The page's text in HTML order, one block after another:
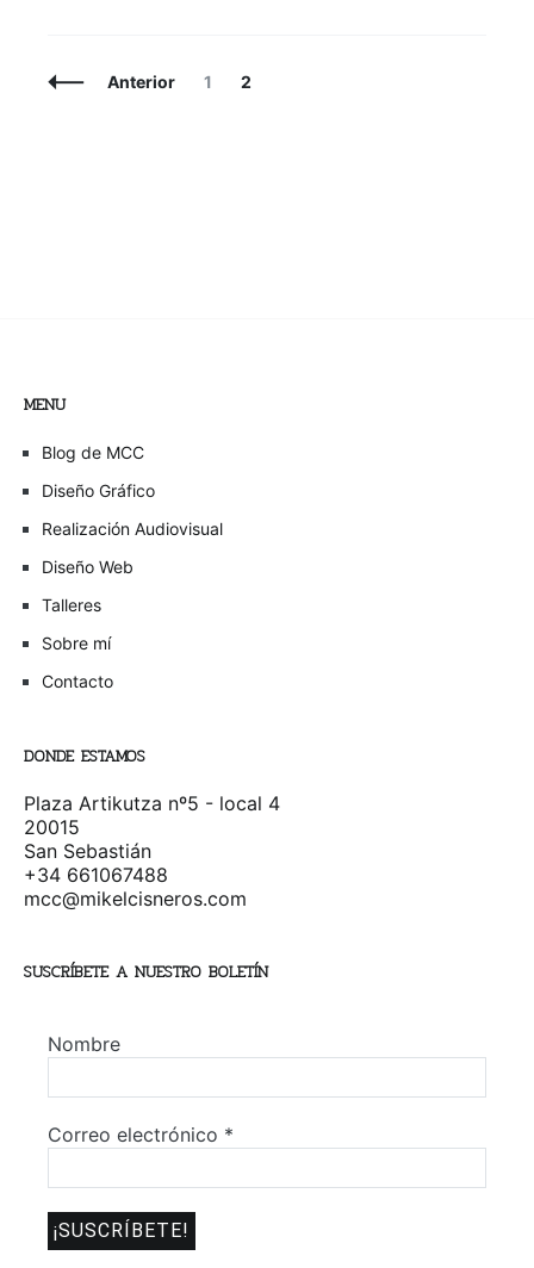
NavegaciónAnterior Página
1 Página
2
MENU
Blog de MCC
Diseño Gráfico
Realización Audiovisual
Diseño Web
Talleres
Sobre mí
Contacto
DONDE ESTAMOS
Plaza Artikutza nº5 - local 4
20015
San Sebastián
+34 661067488
mcc@mikelcisneros.com
SUSCRÍBETE A NUESTRO BOLETÍN
Nombre
Correo electrónico *